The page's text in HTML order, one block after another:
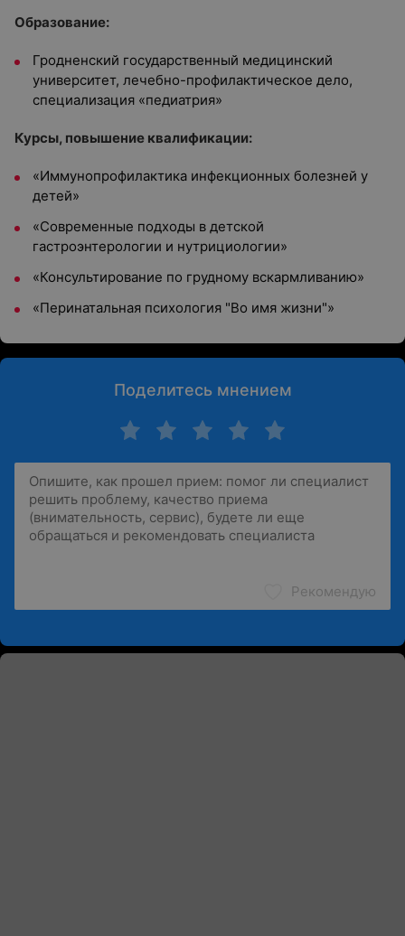
Образование:
Гродненский государственный медицинский
университет, лечебно-профилактическое дело,
специализация «педиатрия»
Курсы, повышение квалификации:
«Иммунопрофилактика инфекционных болезней у
детей»
«Современные подходы в детской
гастроэнтерологии и нутрициологии»
«Консультирование по грудному вскармливанию»
«Перинатальная психология "Во имя жизни"»
Поделитесь мнением
Рекомендую